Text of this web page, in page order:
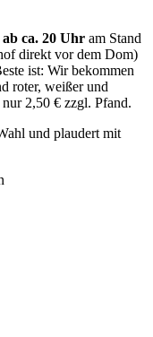
ca. 20 Uhr am Stand
direkt vor dem Dom)
ist: Wir bekommen
roter, weißer und
2,50 € zzgl. Pfand.
und plaudert mit